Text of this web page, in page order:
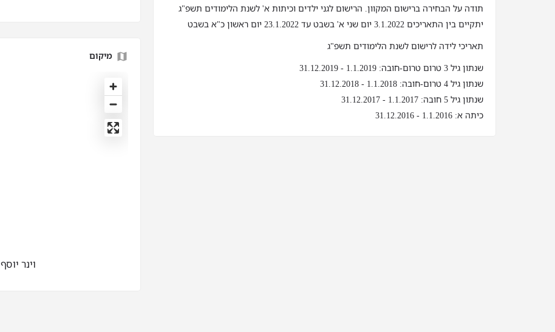
תודה על הבחירה ברישום המקוון. הרישום לגני ילדים וכיתות א' לשנת הלימודים תשפ"ג
יתקיים בין התאריכים 3.1.2022 יום שני א' בשבט עד 23.1.2022 יום ראשון כ"א בשבט
תאריכי לידה לרישום לשנת הלימודים תשפ"ג
שנתון גיל 3 טרום טרום-חובה: 1.1.2019 - 31.12.2019
שנתון גיל 4 טרום-חובה: 1.1.2018 - 31.12.2018
שנתון גיל 5 חובה: 1.1.2017 - 31.12.2017
כיתה א: 1.1.2016 - 31.12.2016
מיקום
וינר יוסף 1 , חיפה